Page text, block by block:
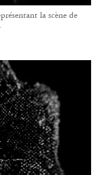
la scène de